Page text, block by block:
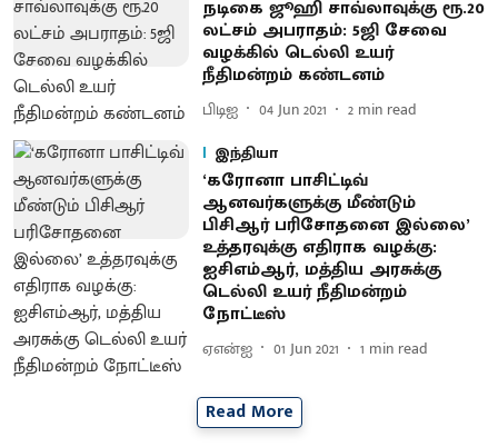
நடிகை ஜூஹி சாவ்லாவுக்கு ரூ.20
லட்சம் அபராதம்: 5ஜி சேவை
வழக்கில் டெல்லி உயர்
நீதிமன்றம் கண்டனம்
பிடிஐ 04 Jun 2021 2 min read
இந்தியா
‘கரோனா பாசிட்டிவ்
ஆனவர்களுக்கு மீண்டும்
பிசிஆர் பரிசோதனை இல்லை’
உத்தரவுக்கு எதிராக வழக்கு:
ஐசிஎம்ஆர், மத்திய அரசுக்கு
டெல்லி உயர் நீதிமன்றம்
நோட்டீஸ்
ஏஎன்ஐ 01 Jun 2021 1 min read
Read More